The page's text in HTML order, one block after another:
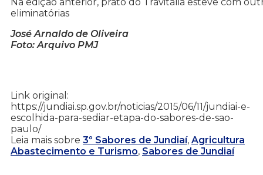
eliminatórias
José Arnaldo de Oliveira
Foto: Arquivo PMJ
Link original:
https://jundiai.sp.gov.br/noticias/2015/06/11/jundiai-e-
escolhida-para-sediar-etapa-do-sabores-de-sao-
paulo/
Leia mais sobre 3º Sabores de Jundiaí, Agricultura
Abastecimento e Turismo, Sabores de Jundiaí